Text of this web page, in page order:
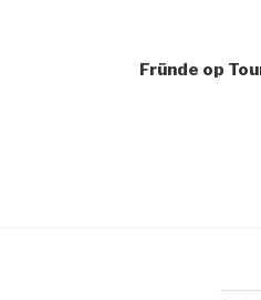
Fründe op